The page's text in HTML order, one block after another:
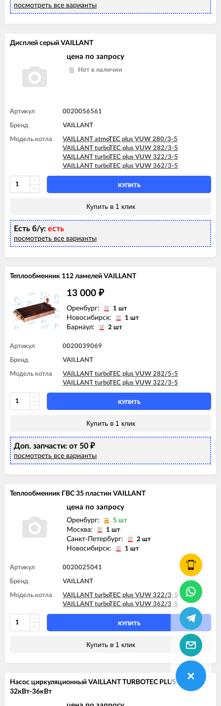
посмотреть все варианты
Дисплей серый VAILLANT
цена по запросу
Нет в наличии
Артикул 0020056561
Бренд VAILLANT
Модель котла
VAILLANT atmoTEC plus VUW 280/3-5
VAILLANT turboTEC plus VUW 282/3-5
VAILLANT turboTEC plus VUW 322/3-5
VAILLANT turboTEC plus VUW 362/3-5
КУПИТЬ
Купить в 1 клик
Есть б/у: есть
посмотреть все варианты
Теплообменник 112 ламелей VAILLANT
13 000 ₽
Оренбург: 1 шт
Новосибирск: 1 шт
Барнаул: 2 шт
Артикул 0020039069
Бренд VAILLANT
Модель котла
VAILLANT turboTEC plus VUW 282/5-5
VAILLANT turboTEC plus VUW 322/3-5
КУПИТЬ
Купить в 1 клик
Доп. запчасти: от 50 ₽
посмотреть все варианты
Теплообменник ГВС 35 пластин VAILLANT
цена по запросу
Оренбург: 5 шт
Москва: 1 шт
Санкт-Петербург: 2 шт
Новосибирск: 1 шт
Артикул 0020025041
Бренд VAILLANT
Модель котла
VAILLANT turboTEC plus VUW 322/3-5
VAILLANT turboTEC plus VUW 362/3-5
КУПИТЬ
Купить в 1 клик
Насос циркуляционный VAILLANT TURBOTEC PLUS
32кВт-36кВт